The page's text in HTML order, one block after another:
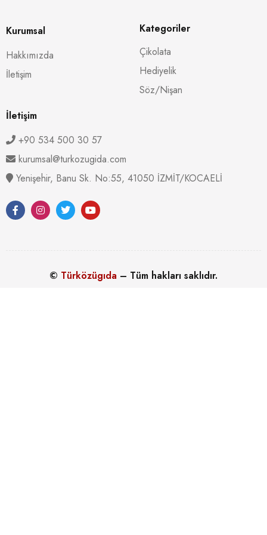
Kurumsal
Hakkımızda
İletişim
Kategoriler
Çikolata
Hediyelik
Söz/Nişan
İletişim
+90 534 500 30 57
kurumsal@turkozugida.com
Yenişehir, Banu Sk. No:55, 41050 İZMİT/KOCAELİ
© Türközügıda – Tüm hakları saklıdır.